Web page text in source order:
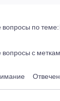
вопросы по теме:
с